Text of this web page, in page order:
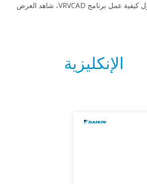
لمزيد من المعلومات حول كيفية عمل برنامج VRVCAD، شاهد العرض
الإنكليزية